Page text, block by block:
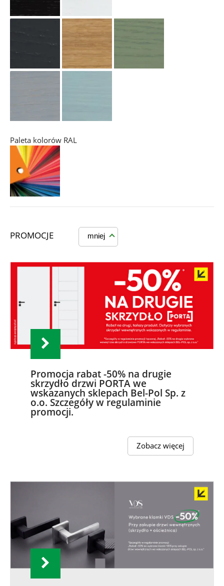
Paleta kolorów RAL
PROMOCJE mniej
Promocja rabat -50% na drugie
skrzydło drzwi PORTA we
wskazanych sklepach Bel-Pol Sp. z
o.o. Szczegóły w regulaminie
promocji.
Zobacz więcej